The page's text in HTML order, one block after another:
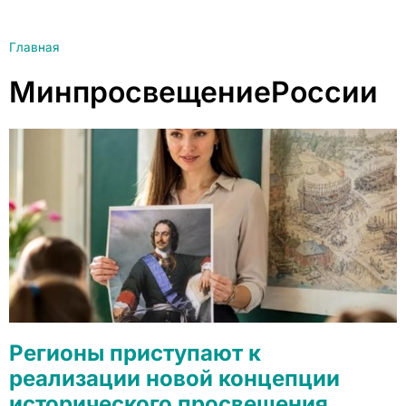
Главная
МинпросвещениеРоссии
Регионы приступают к
реализации новой концепции